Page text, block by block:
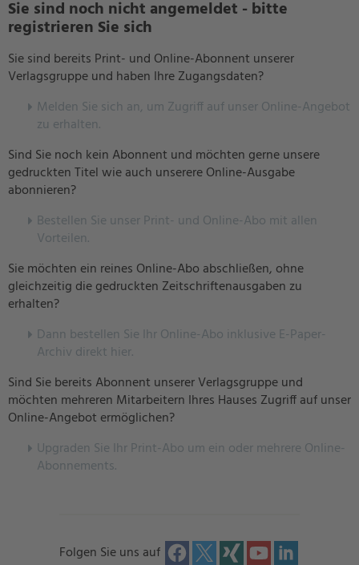
Sie sind noch nicht angemeldet - bitte
registrieren Sie sich
Sie sind bereits Print- und Online-Abonnent unserer
Verlagsgruppe und haben Ihre Zugangsdaten?
Melden Sie sich an, um Zugriff auf unser Online-Angebot
zu erhalten.
Sind Sie noch kein Abonnent und möchten gerne unsere
gedruckten Titel wie auch unserere Online-Ausgabe
abonnieren?
Bestellen Sie unser Print- und Online-Abo mit allen
Vorteilen.
Sie möchten ein reines Online-Abo abschließen, ohne
gleichzeitig die gedruckten Zeitschriftenausgaben zu
erhalten?
Dann bestellen Sie Ihr Online-Abo inklusive E-Paper-
Archiv direkt hier.
Sind Sie bereits Abonnent unserer Verlagsgruppe und
möchten mehreren Mitarbeitern Ihres Hauses Zugriff auf unser
Online-Angebot ermöglichen?
Upgraden Sie Ihr Print-Abo um ein oder mehrere Online-
Abonnements.
Folgen Sie uns auf